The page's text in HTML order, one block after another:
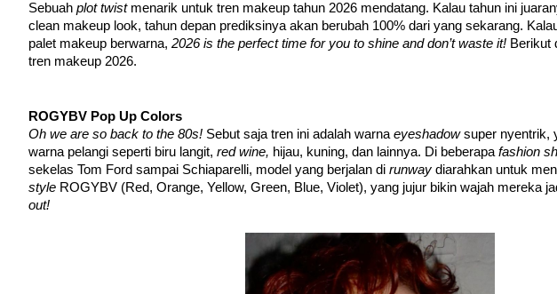
Sebuah plot twist menarik untuk tren makeup tahun 2026 mendatang. Kalau tahun ini
clean makeup look, tahun depan prediksinya akan berubah 100% dari yang sekarang.
palet makeup berwarna, 2026 is the perfect time for you to shine and don’t waste it! Berikut
tren makeup 2026.
ROGYBV Pop Up Colors
Oh we are so back to the 80s! Sebut saja tren ini adalah warna eyeshadow super nyentrik,
warna pelangi seperti biru langit, red wine, hijau, kuning, dan lainnya. Di beberapa fashion
sekelas Tom Ford sampai Schiaparelli, model yang berjalan di runway
style ROGYBV (Red, Orange, Yellow, Green, Blue, Violet), yang jujur bikin wajah mereka
out!